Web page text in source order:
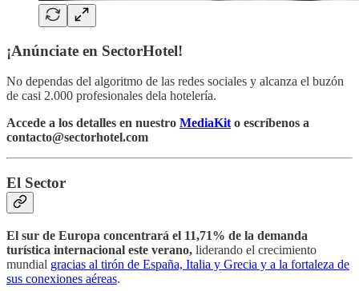
¡Anúnciate en SectorHotel!
No dependas del algoritmo de las redes sociales y alcanza el buzón
de casi 2.000 profesionales dela hotelería.
Accede a los detalles en nuestro MediaKit o escríbenos a
contacto@sectorhotel.com
El Sector
El sur de Europa concentrará el 11,71% de la demanda
turística internacional este verano, liderando el crecimiento
mundial gracias al tirón de España, Italia y Grecia y a la fortaleza de
sus conexiones aéreas.